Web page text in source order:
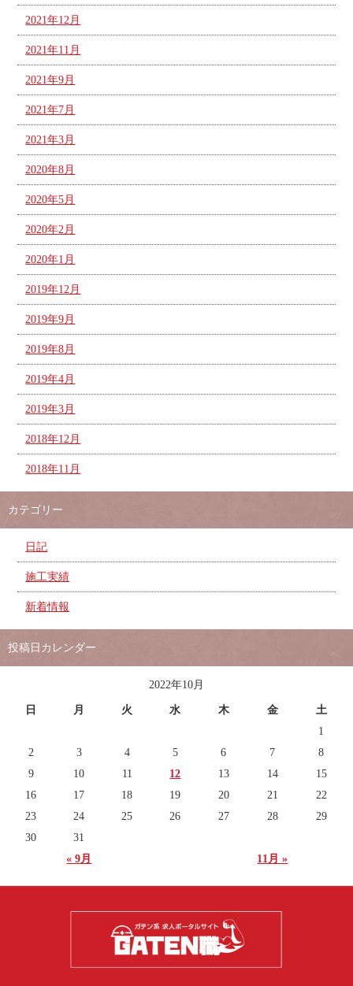
2021年12月
2021年11月
2021年9月
2021年7月
2021年3月
2020年8月
2020年5月
2020年2月
2020年1月
2019年12月
2019年9月
2019年8月
2019年4月
2019年3月
2018年12月
2018年11月
カテゴリー
日記
施工実績
新着情報
投稿日カレンダー
2022年10月
日 月 火 水 木 金 土
« 9月 11月 »
1
2
3 4 5 6 7
8
9
10 11 12 13 14
15
16
17 18 19 20 21
22
23
24 25 26 27 28
29
30
31